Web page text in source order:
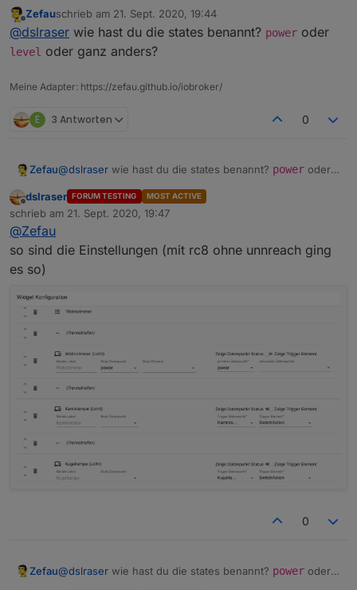
Kannst du beides testen und bestätigen?
gar nicht mehr geschaltet, egal ob mit oder ohne
Offline
Zefauschrieb am 21. Sept. 2020, 19:44
zuletzt editiert von
@dslraser wie hast du die states benannt? power oder
level oder ganz anders?
Meine Adapter: https://zefau.github.io/iobroker/
E 3 Antworten 0
Zefau@dslraser wie hast du die states benannt? power oder
Offline
dslraser FORUM TESTING MOST ACTIVE
schrieb am 21. Sept. 2020, 19:47
zuletzt editiert von
@Zefau
so sind die Einstellungen (mit rc8 ohne unnreach ging
es so)
0
Zefau@dslraser wie hast du die states benannt? power oder